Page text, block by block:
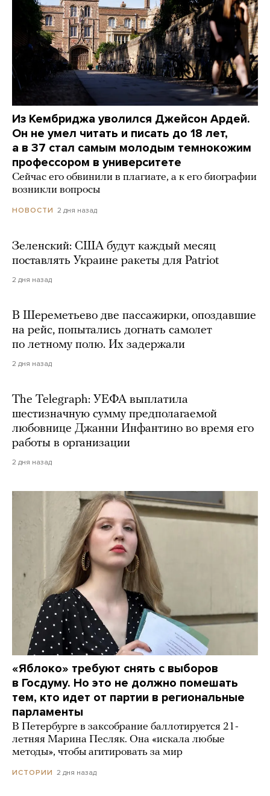
Из Кембриджа уволился Джейсон Ардей.
Он не умел читать и писать до 18 лет,
а в 37 стал самым молодым темнокожим
профессором в университете
Сейчас его обвинили в плагиате, а к его биографии
возникли вопросы
НОВОСТИ 2 дня назад
Зеленский: США будут каждый месяц
поставлять Украине ракеты для Patriot
2 дня назад
В Шереметьево две пассажирки, опоздавшие
на рейс, попытались догнать самолет
по летному полю. Их задержали
2 дня назад
The Telegraph: УЕФА выплатила
шестизначную сумму предполагаемой
любовнице Джанни Инфантино во время его
работы в организации
2 дня назад
«Яблоко» требуют снять с выборов
в Госдуму. Но это не должно помешать
тем, кто идет от партии в региональные
парламенты
В Петербурге в заксобрание баллотируется 21-
летняя Марина Песляк. Она «искала любые
методы», чтобы агитировать за мир
ИСТОРИИ 2 дня назад